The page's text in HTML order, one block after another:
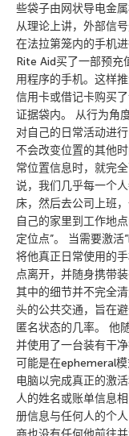
些袋子由网状导电金
从理论上讲，外部信
在法拉第笼内的手机
Rite Aid买了一部预充
用程序的手机。这样
信用卡或借记卡购买
证据袋内。 从行为角
对自己的日常活动进
不会改变位置的其他
常位置信息时，就完
说，我们几乎每一个
床，然后去公司上班
自己的家里到工作地
定位点”。 当需要激
将他真正日常使用的
点离开，并随身携带
其中的细节并不完全
头的公共交通，旨在
匿名状态的几率。 他
并使用了一台装有干
可能是在ephemeral
电脑以完成真正的激
人的姓名或账单信息
册信息与任何人的个